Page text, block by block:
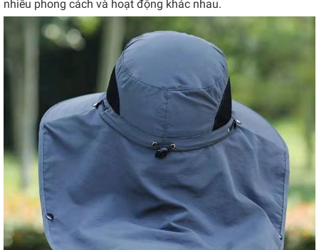
nhiều phong cách và hoạt động khác nhau.